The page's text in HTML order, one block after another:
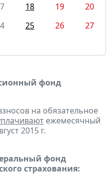
18 19
20
25 26
27
фонд
на обязательное
ежемесячный
2015 г.
фонд
страхования: